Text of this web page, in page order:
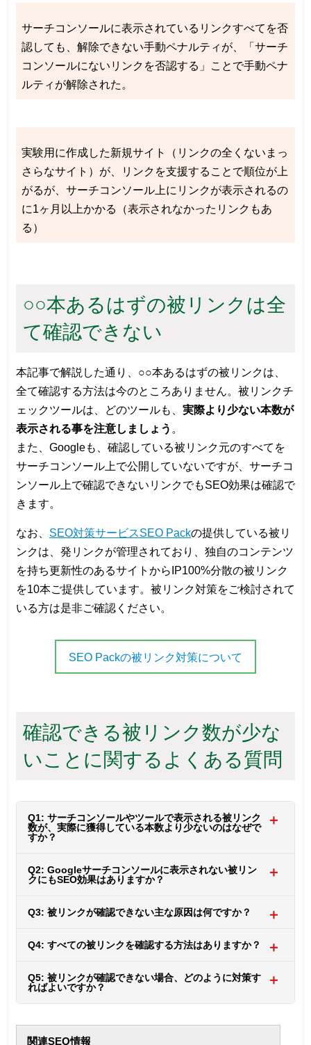
サーチコンソールに表示されているリンクすべてを否
認しても、解除できない手動ペナルティが、「サーチ
コンソールにないリンクを否認する」ことで手動ペナ
ルティが解除された。
実験用に作成した新規サイト（リンクの全くないまっ
さらなサイト）が、リンクを支援することで順位が上
がるが、サーチコンソール上にリンクが表示されるの
に1ヶ月以上かかる（表示されなかったリンクもあ
る）
○○本あるはずの被リンクは全
て確認できない
本記事で解説した通り、○○本あるはずの被リンクは、
全て確認する方法は今のところありません。被リンクチ
ェックツールは、どのツールも、 実際より少ない本数が
表示される事を注意しましょう 。
また、Googleも、確認している被リンク元のすべてを
サーチコンソール上で公開していないですが、サーチコ
ンソール上で確認できないリンクでもSEO効果は確認で
きます。
なお、 SEO対策サービスSEO Packの提供している被リ
ンクは、発リンクが管理されており、独自のコンテンツ
を持ち更新性のあるサイトからIP100%分散の被リンク
を10本ご提供しています。被リンク対策をご検討されて
いる方は是非ご確認ください。
SEO Packの被リンク対策について
確認できる被リンク数が少な
いことに関するよくある質問
Q1: サーチコンソールやツールで表示される被リンク
数が、実際に獲得している本数より少ないのはなぜで
すか？
＋
Q2: Googleサーチコンソールに表示されない被リン
クにもSEO効果はありますか？
＋
Q3: 被リンクが確認できない主な原因は何ですか？ ＋
Q4: すべての被リンクを確認する方法はありますか？ ＋
Q5: 被リンクが確認できない場合、どのように対策す
ればよいですか？
＋
関連SEO情報